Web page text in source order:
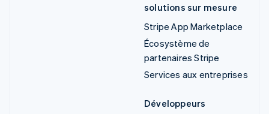
solutions sur mesure
Stripe App Marketplace
Écosystème de
partenaires Stripe
Services aux entreprises
Développeurs